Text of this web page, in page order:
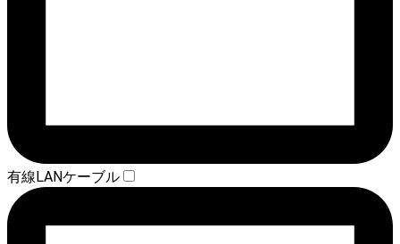
有線LANケーブル